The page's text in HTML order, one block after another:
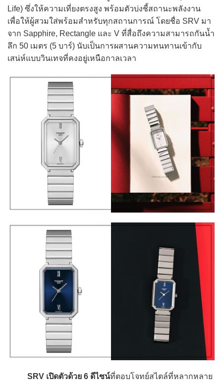
Life) ซึ่งให้ความเที่ยงตรงสูง พร้อมตัวบ่งชี้สถานะพลังงาน
เพื่อให้ผู้สวมใส่พร้อมสำหรับทุกสถานการณ์ โดยชื่อ SRV มา
จาก Sapphire, Rectangle และ V ที่สื่อถึงความสามารถกันน้ำ
ลึก 50 เมตร (5 บาร์) นับเป็นการผสานความทนทานเข้ากับ
เสน่ห์แบบวินเทจที่คงอยู่เหนือกาลเวลา
SRV เปิดตัวด้วย 6 ดีไซน์ที่ตอบโจทย์สไตล์ที่หลากหลาย